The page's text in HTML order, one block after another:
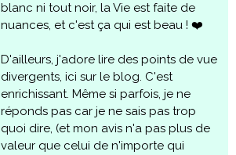
blanc ni tout noir, la Vie est faite de
nuances, et c'est ça qui est beau ! ❤️
D'ailleurs, j'adore lire des points de vue
divergents, ici sur le blog. C'est
enrichissant. Même si parfois, je ne
réponds pas car je ne sais pas trop
quoi dire, (et mon avis n'a pas plus de
valeur que celui de n'importe qui